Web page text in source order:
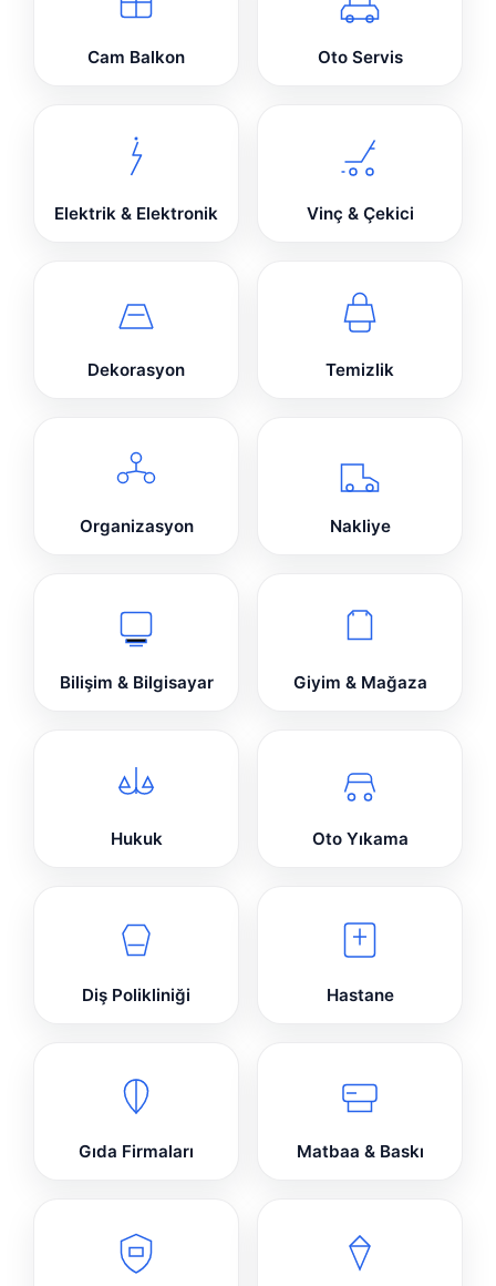
Cam Balkon Oto Servis
Elektrik & Elektronik Vinç & Çekici
Dekorasyon Temizlik
Organizasyon Nakliye
Bilişim & Bilgisayar Giyim & Mağaza
Hukuk Oto Yıkama
Diş Polikliniği Hastane
Gıda Firmaları Matbaa & Baskı